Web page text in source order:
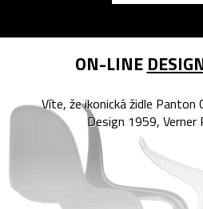
ON-LINE
Víte, že ikonická židle Panton
Design 1959, Verner